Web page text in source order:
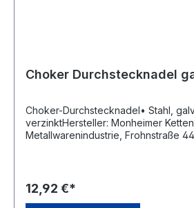
Choker Durchstecknadel
Choker-Durchstecknadel• Stahl,
verzinktHersteller: Monheimer
Metallwarenindustrie, Frohnstraße
12,92 €*